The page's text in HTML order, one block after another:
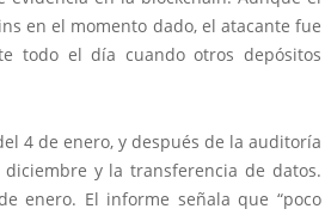
en el momento dado, el atacante fue
todo el día cuando otros depósitos
4 de enero, y después de la auditoría
y la transferencia de datos.
enero. El informe señala que “poco